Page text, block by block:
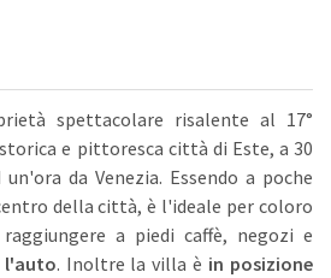
spettacolare risalente al 17°
e pittoresca città di Este, a 30
da Venezia. Essendo a poche
della città, è l'ideale per coloro
a piedi caffè, negozi e
l'auto. Inoltre la villa è in posizione